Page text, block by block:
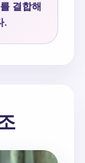
결합해
.